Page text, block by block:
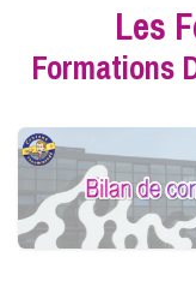
Les
Formations